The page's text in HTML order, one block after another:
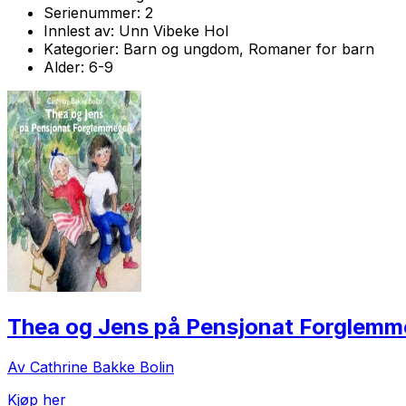
Serienummer: 2
Innlest av: Unn Vibeke Hol
Kategorier: Barn og ungdom, Romaner for barn
Alder: 6-9
Thea og Jens på Pensjonat
Av Cathrine Bakke Bolin
Kjøp her